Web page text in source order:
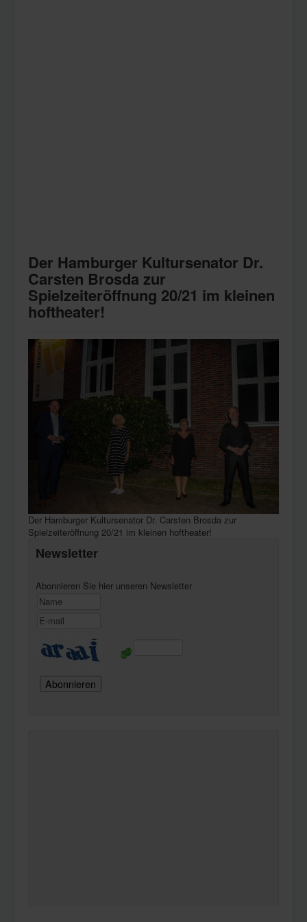
Der Hamburger Kultursenator Dr.
Carsten Brosda zur
Spielzeiteröffnung 20/21 im kleinen
hoftheater!
Der Hamburger Kultursenator Dr. Carsten Brosda zur
Spielzeiteröffnung 20/21 im kleinen hoftheater!
Newsletter
Abonnieren Sie hier unseren Newsletter